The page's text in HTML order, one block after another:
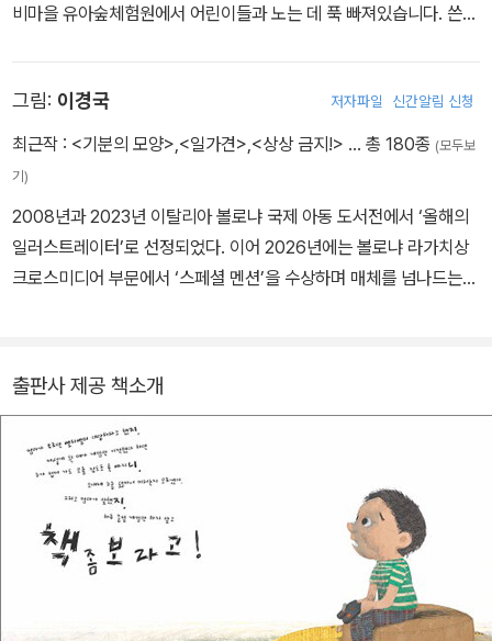
비마을 유아숲체험원에서 어린이들과 노는 데 푹 빠져있습니다. 쓴
에 다녀왔어요』 등이 있으며, 그밖에 동시집 『호랑이는 내가 맛있
대!』, 『콧구멍으로 웃었다가 콧구멍이 기억한다』, 인문교양서적 『사
라져가는 우리의 얼 도깨비』, 『숲으로 읽는 그림책 테라피』와 에세이
그림책』, 『김성범 창작요들 동요집』 등이 있습니다. 초등 국어 교과서
에 『책이 꼼지락 꼼지락』이 실렸고, 통합교과서 자연(2-1)에 동요 <
숲으로 가자!>가 실렸습니다. 작가의 생활 모습은 유튜브 <촌장님,
그림: 이경국 저자파일 신간알림 신청
최근작 : <기분의 모양> <일가견> <상상 금지!> … 총 180종 (모두보
기)
2008년과 2023년 이탈리아 볼로냐 국제 아동 도서전에서 ‘올해의
일러스트레이터’로 선정되었다. 이어 2026년에는 볼로냐 라가치상
크로스미디어 부문에서 ‘스페셜 멘션’을 수상하며 매체를 넘나드는
작가로 살아가기』, 플레이송스 사운드북 시리즈(26권) 등 다수가 있
출판사 제공 책소개